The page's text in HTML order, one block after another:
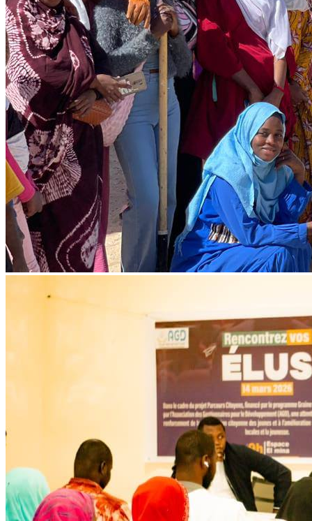
Finance
05 December 2025
Forum portant sur les modalités et
opportunités de financement à destination
des OSC et OCB
Lire l'article